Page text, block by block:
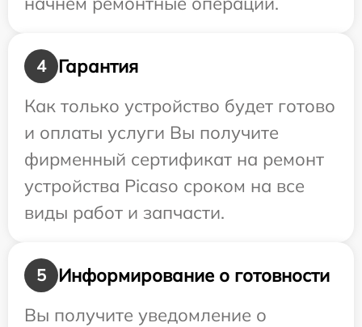
4
Гарантия
Как только устройство будет готово
и оплаты услуги Вы получите
фирменный сертификат на ремонт
устройства Picaso сроком на все
виды работ и запчасти.
5
Информирование о готовности
Вы получите уведомление о